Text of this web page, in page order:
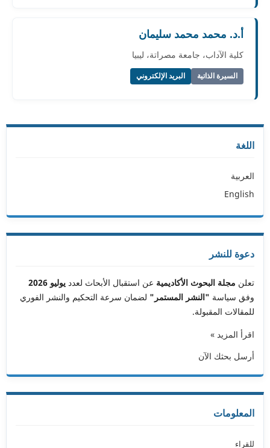
أ.د. محمد محمد سليمان
كلية الآداب، جامعة مصراتة، ليبيا
السيرة الذاتية البريد الإلكتروني
اللغة
العربية
English
دعوة للنشر
تعلن مجلة البحوث الأكاديمية عن استقبال الأبحاث لعدد يوليو 2026
وفق سياسة "النشر المستمر" لضمان سرعة التحكيم والنشر الفوري
للمقالات المقبولة.
اقرأ المزيد »
أرسل بحثك الآن
المعلومات
للقراء